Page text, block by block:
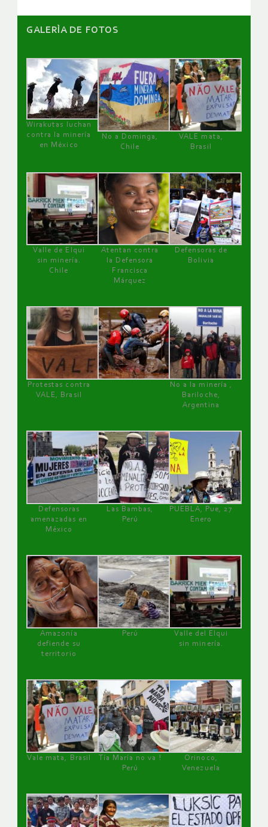
GALERÌA DE FOTOS
Wirakutas luchan
contra la minería
en México
No a Dominga,
Chile
VALE mata,
Brasil
Valle de Elqui
sin minería.
Chile
Atentan contra
la Defensora
Francisca
Márquez
Defensoras de
Bolivia
Protestas contra
VALE, Brasil
No a la minería ,
Bariloche,
Argentina
Defensoras
amenazadas en
México
Las Bambas,
Perú
PUEBLA, Pue, 27
Enero
Amazonía
defiende su
territorio
Perú
Valle del Elqui
sin minería.
Vale mata, Brasil
Tía María no va !
Perú
Orinoco,
Venezuela